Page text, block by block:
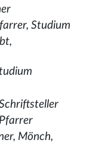
Studium
Mönch,